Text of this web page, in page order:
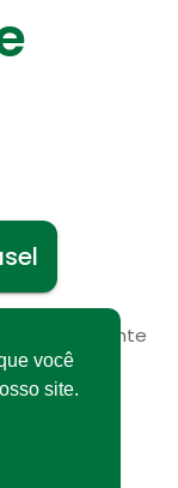
você
site.
gratuitamente